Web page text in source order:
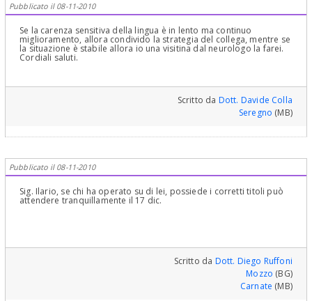
Pubblicato il 08-11-2010
Se la carenza sensitiva della lingua è in lento ma continuo
miglioramento, allora condivido la strategia del collega, mentre se
la situazione è stabile allora io una visitina dal neurologo la farei.
Cordiali saluti.
Scritto da Dott. Davide Colla
Seregno (MB)
Pubblicato il 08-11-2010
Sig. Ilario, se chi ha operato su di lei, possiede i corretti titoli può
attendere tranquillamente il 17 dic.
Scritto da Dott. Diego Ruffoni
Mozzo (BG)
Carnate (MB)